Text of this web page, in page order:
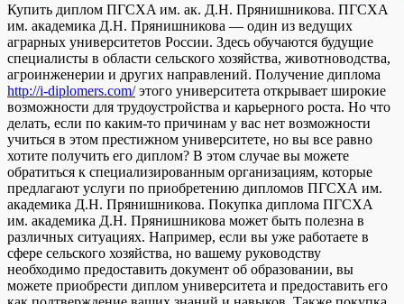
Купить диплoм ПГСXA им. aк. Д.Н. Прянишникова. ПГСХА
им. академика Д.Н. Прянишникова — один из ведущих
аграрных университетов России. Здесь обучаются будущие
специалисты в области сельского хозяйства, животноводства,
агроинженерии и других направлений. Получение диплома
http://i-diplomers.com/этого университета открывает широкие
возможности для трудоустройства и карьерного роста. Но что
делать, если по каким-то причинам у вас нет возможности
учиться в этом престижном университете, но вы все равно
хотите получить его диплом? В этом случае вы можете
обратиться к специализированным организациям, которые
предлагают услуги по приобретению дипломов ПГСХА им.
академика Д.Н. Прянишникова. Покупка диплома ПГСХА
им. академика Д.Н. Прянишникова может быть полезна в
различных ситуациях. Например, если вы уже работаете в
сфере сельского хозяйства, но вашему руководству
необходимо предоставить документ об образовании, вы
можете приобрести диплом университета и предоставить его